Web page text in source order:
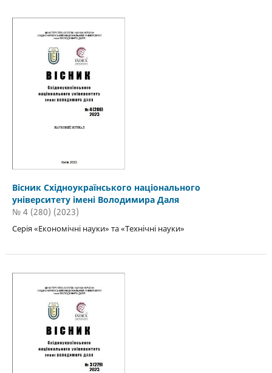
Вісник Східноукраїнського національного
університету імені Володимира Даля
№ 4 (280) (2023)
Серія «Економічні науки» та «Технічні науки»